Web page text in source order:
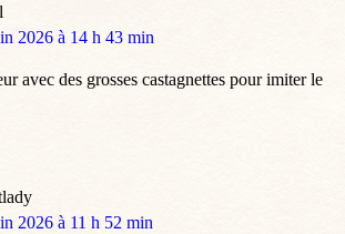
2026 à 14 h 43 min
avec des grosses castagnettes pour imiter le
2026 à 11 h 52 min